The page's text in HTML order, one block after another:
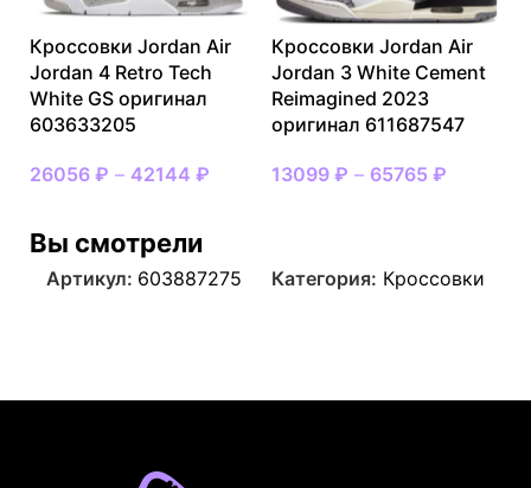
Кроссовки Jordan Air
Jordan 4 Retro Tech
White GS оригинал
603633205
26056 ₽ – 42144 ₽
Кроссовки Jordan Air
Jordan 3 White Cement
Reimagined 2023
оригинал 611687547
13099 ₽ – 65765 ₽
Вы смотрели
Артикул: 603887275 Категория: Кроссовки